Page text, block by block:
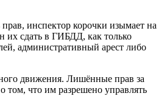
инспектор корочки изымает на
их сдать в ГИБДД, как только
административный арест либо
движения. Лишённые прав за
том, что им разрешено управлять